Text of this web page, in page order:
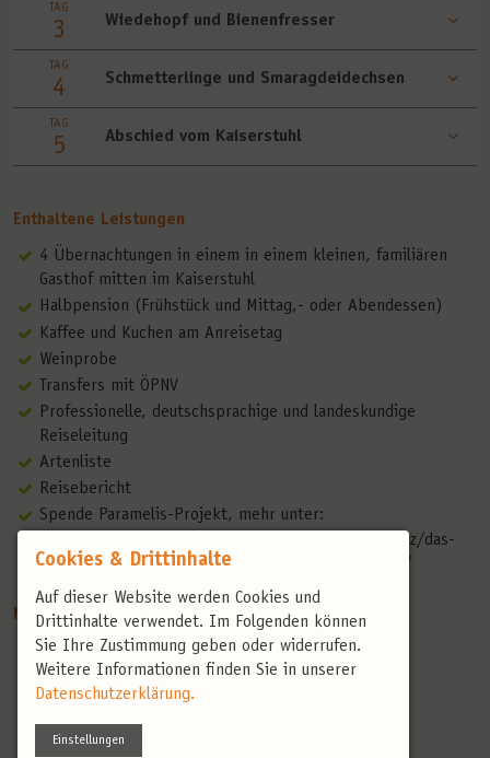
Cookies & Drittinhalte
Auf dieser Website werden Cookies und
Drittinhalte verwendet. Im Folgenden können
Sie Ihre Zustimmung geben oder widerrufen.
Weitere Informationen finden Sie in unserer
Datenschutzerklärung.
Einstellungen
TAG
3 Wiedehopf und Bienenfresser
TAG
4 Schmetterlinge und Smaragdeidechsen
TAG
5 Abschied vom Kaiserstuhl
Enthaltene Leistungen
4 Übernachtungen in einem in einem kleinen, familiären
Gasthof mitten im Kaiserstuhl
Halbpension (Frühstück und Mittag,- oder Abendessen)
Kaffee und Kuchen am Anreisetag
Weinprobe
Transfers mit ÖPNV
Professionelle, deutschsprachige und landeskundige
Reiseleitung
Artenliste
Reisebericht
Spende Paramelis-Projekt, mehr unter:
https://www.birdingtours.de/ueber-uns/vogelschutz/das-
moorschutzprojekt-paramelis-in-litauen-paramelis/
Nicht enthaltene Leistungen
Nicht erwähnte Verpflegung
Persönliche Ausgaben & Trinkgelder
Anreise
Fahrgemeinschaften vor Ort